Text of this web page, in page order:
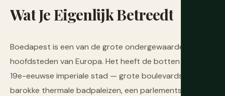
WatJeEigenlijkBetreedt
Boedapest is een van de grote ondergewaardeerde
hoofdsteden van Europa. Het heeft de botten van een
19e-eeuwse imperiale stad — grote boulevards,
barokke thermale badpaleizen, een parlementsgebouw